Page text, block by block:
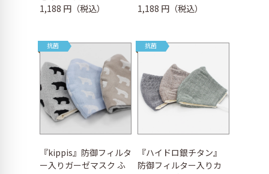
1,188 円（税込）
1,188 円（税込）
抗菌
『kippis』防御フィルタ
ー入りガーゼマスク ふ
抗菌
『ハイドロ銀チタン』
防御フィルター入りカ